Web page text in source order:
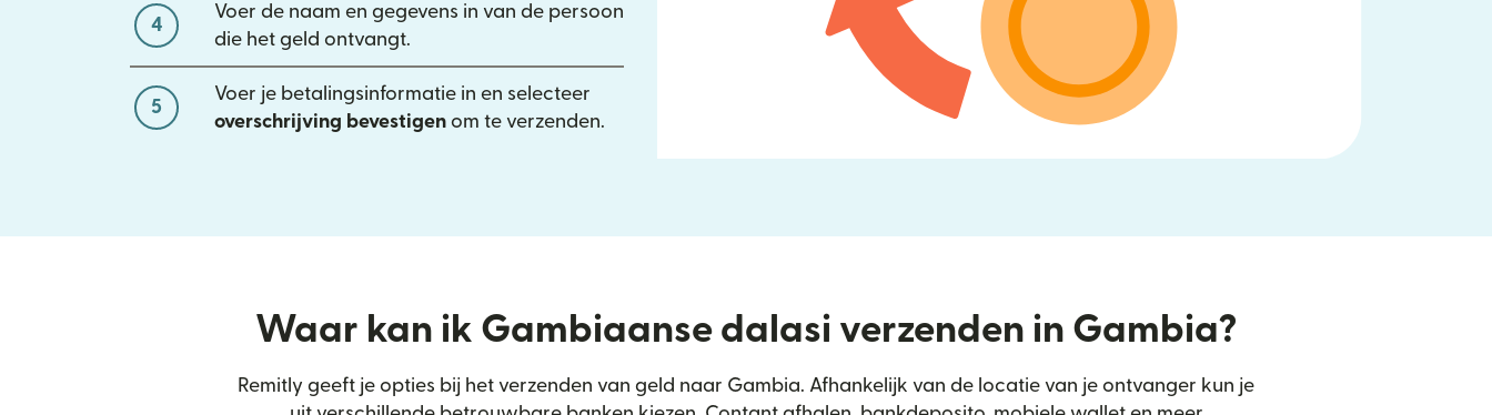
4
Voer de naam en gegevens in van de persoon
die het geld ontvangt.
5
Voer je betalingsinformatie in en selecteer
overschrijving bevestigen om te verzenden.
Waar kan ik Gambiaanse dalasi verzenden in Gambia?
Remitly geeft je opties bij het verzenden van geld naar Gambia. Afhankelijk van de locatie van je ontvanger kun je